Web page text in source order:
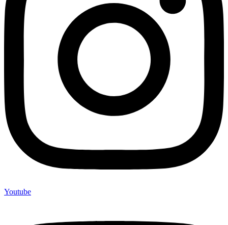
Youtube